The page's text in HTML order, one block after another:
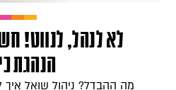
לא לנהל, לנווט!
הנהגת
מה ההבדל? ניהול שואל איך